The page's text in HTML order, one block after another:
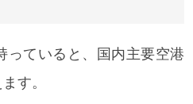
っていると、国内主要空港
す。